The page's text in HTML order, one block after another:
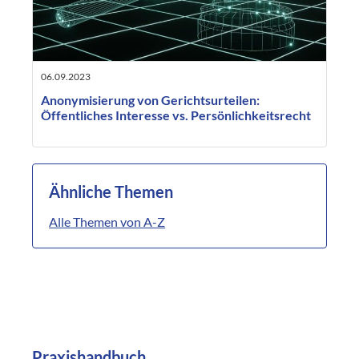
06.09.2023
Anonymisierung von Gerichtsurteilen:
Öffentliches Interesse vs. Persönlichkeitsrecht
Ähnliche Themen
Alle Themen von A-Z